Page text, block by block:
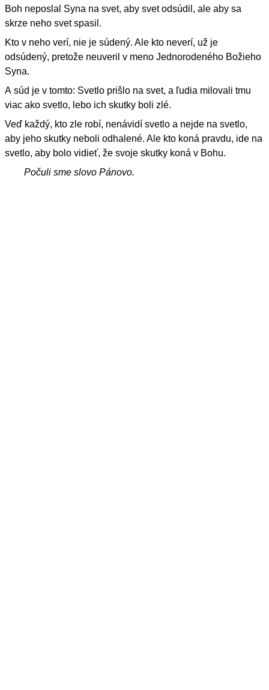
Boh neposlal Syna na svet, aby svet odsúdil, ale aby sa
skrze neho svet spasil.
Kto v neho verí, nie je súdený. Ale kto neverí, už je
odsúdený, pretože neuveril v meno Jednorodeného Božieho
Syna.
A súd je v tomto: Svetlo prišlo na svet, a ľudia milovali tmu
viac ako svetlo, lebo ich skutky boli zlé.
Veď každý, kto zle robí, nenávidí svetlo a nejde na svetlo,
aby jeho skutky neboli odhalené. Ale kto koná pravdu, ide na
svetlo, aby bolo vidieť, že svoje skutky koná v Bohu.
Počuli sme slovo Pánovo.